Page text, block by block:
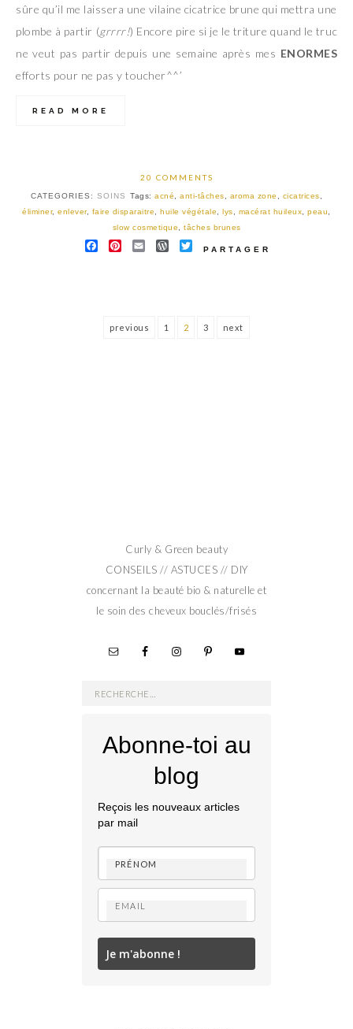
sûre qu’il me laissera une vilaine cicatrice brune qui mettra une
plombe à partir (grrrr!) Encore pire si je le triture quand le truc
ne veut pas partir depuis une semaine après mes ENORMES
efforts pour ne pas y toucher^^’
READ MORE
20 COMMENTS
CATEGORIES: SOINS Tags: acné anti-tâches aroma zone cicatrices
éliminer,enlever, faire disparaitre ,huile végétale ,lys macérat huileux ,peau
slow cosmetique
tâches brunes
FACEBOOK
PINTEREST
EMAILWORDPRESS
TWITTER
PARTAGER
previous 1 2 3 next
Curly & Green beauty
CONSEILS // ASTUCES // DIY
concernant la beauté bio & naturelle et
le soin des cheveux bouclés/frisés
Rechercher :
Abonne-toi au
blog
Reçois les nouveaux articles
par mail
Je m'abonne !